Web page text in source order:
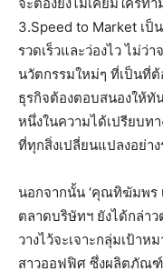
3.Speed to Market เป็
รวดเร็วและว่องไว ไม่ว่
นวัตกรรมใหม่ๆ ที่เป็นที่ต้
ธุรกิจต้องตอบสนองให้ทั
หนึ่งในความได้เปรียบท
ที่ทุกสิ่งเปลี่ยนแปลงอย่าง
นอกจากนั้น ‘คุณทิฆัมพร
ตลาดบริษัทฯ ยังได้ก
วางไว้จะเจาะกลุ่มเป้า
สาวออฟฟิศ ซึ่งผลิตภัณฑ์